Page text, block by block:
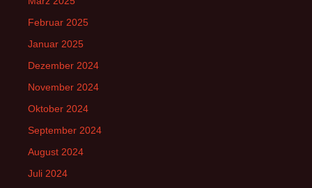
Februar 2025
Januar 2025
Dezember 2024
November 2024
Oktober 2024
September 2024
August 2024
Juli 2024